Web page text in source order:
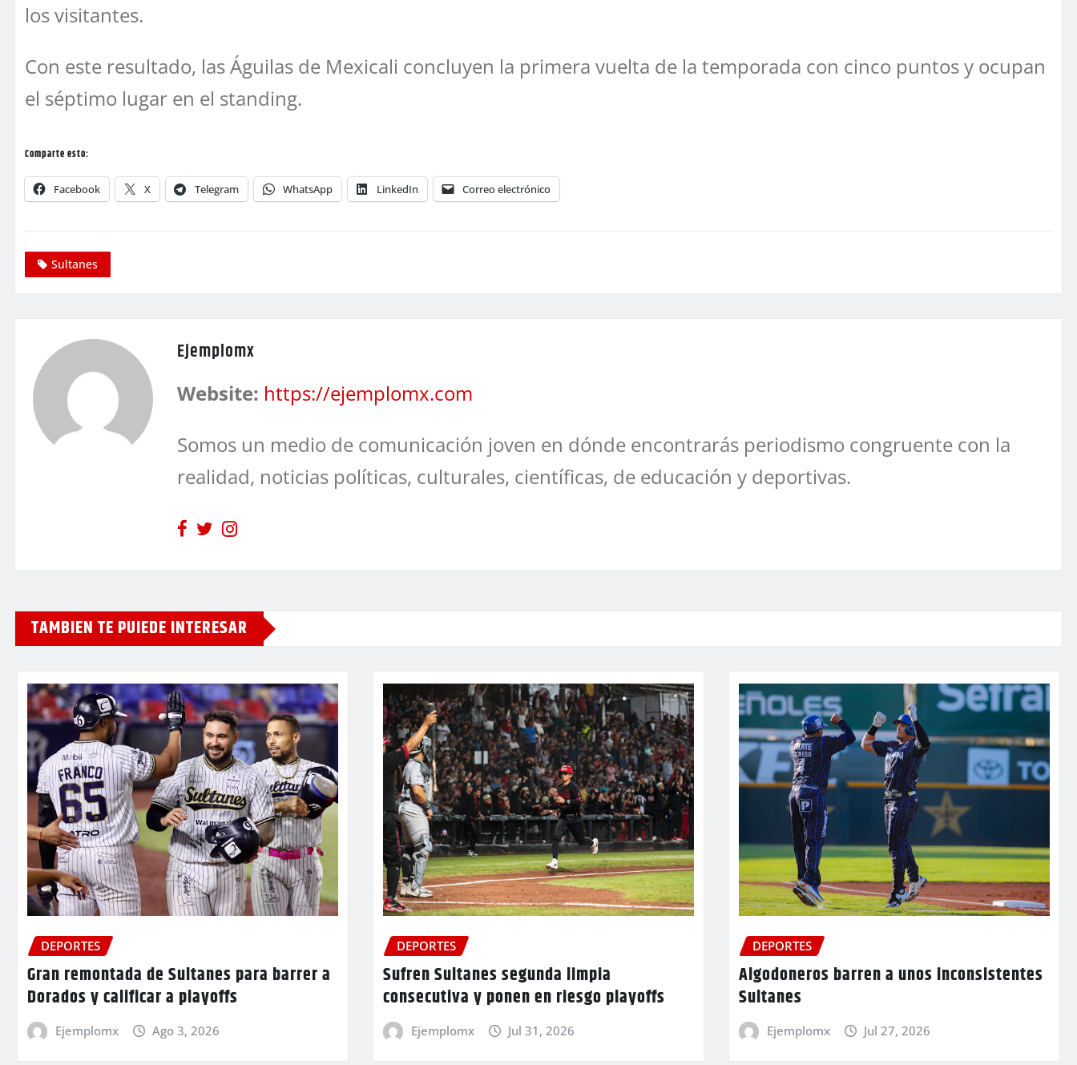
los visitantes.
Con este resultado, las Águilas de Mexicali concluyen la primera vuelta de la temporada con cinco puntos y ocupan
el séptimo lugar en el standing.
Comparte esto:
Facebook X Telegram WhatsApp LinkedIn Correo electrónico
Sultanes
Ejemplomx
Website: https://ejemplomx.com
Somos un medio de comunicación joven en dónde encontrarás periodismo congruente con la
realidad, noticias políticas, culturales, científicas, de educación y deportivas.
TAMBIEN TE PUIEDE INTERESAR
DEPORTES
Gran remontada de Sultanes para barrer a
Dorados y calificar a playoffs
Ejemplomx Ago 3, 2026
DEPORTES
Sufren Sultanes segunda limpia
consecutiva y ponen en riesgo playoffs
Ejemplomx Jul 31, 2026
DEPORTES
Algodoneros barren a unos inconsistentes
Sultanes
Ejemplomx Jul 27, 2026